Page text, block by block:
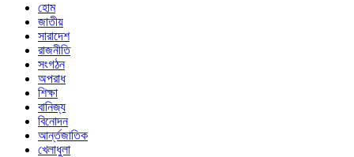
হোম
জাতীয়
সারাদেশ
রাজনীতি
সংগঠন
অপরাধ
শিক্ষা
বানিজ্য
বিনোদন
আর্ন্তজাতিক
খেলাধুলা